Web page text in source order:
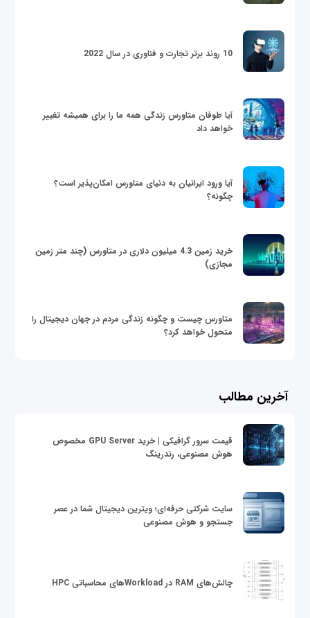
10 روند برتر تجارت و فناوری در سال 2022
آیا طوفان متاورس زندگی همه ما را برای همیشه تغییر
خواهد داد
آیا ورود ایرانیان به دنیای متاورس امکان‌پذیر است؟
چگونه؟
خرید زمین 4.3 میلیون دلاری در متاورس (چند متر زمین
مجازی)
متاورس چیست و چگونه زندگی مردم در جهان دیجیتال را
متحول خواهد کرد؟
آخرین مطالب
قیمت سرور گرافیکی | خرید GPU Server مخصوص
هوش مصنوعی، رندرینگ
سایت شرکتی حرفه‌ای؛ ویترین دیجیتال شما در عصر
جستجو و هوش مصنوعی
چالش‌های RAM در Workloadهای محاسباتی HPC